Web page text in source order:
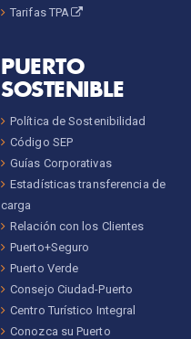
Tarifas TPA
PUERTO
SOSTENIBLE
Política de Sostenibilidad
Código SEP
Guías Corporativas
Estadísticas transferencia de
carga
Relación con los Clientes
Puerto+Seguro
Puerto Verde
Consejo Ciudad-Puerto
Centro Turístico Integral
Conozca su Puerto